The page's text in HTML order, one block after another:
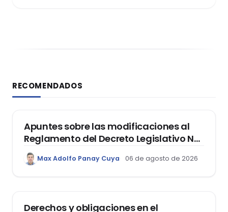
RECOMENDADOS
DERECHO REGISTRAL
Apuntes sobre las modificaciones al
Reglamento del Decreto Legislativo Nº
1400, que aprueba el Régimen de
Garantía Mobiliaria
Max Adolfo Panay Cuya 06 de agosto de 2026
Derechos y obligaciones en el